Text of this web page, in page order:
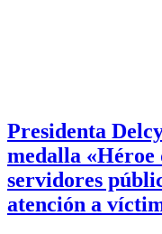
Presidenta
medalla «Héroe
servidores
atención a